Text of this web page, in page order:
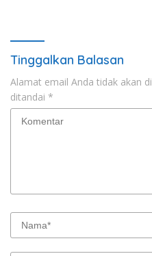
Tinggalkan Balasan
Alamat email Anda tidak akan
ditandai *